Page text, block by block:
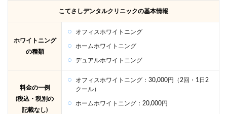
こてさしデンタルクリニックの基本情報
ホワイトニング
の種類
オフィスホワイトニング
ホームホワイトニング
デュアルホワイトニング
料金の一例
(税込・税別の
記載なし)
オフィスホワイトニング：30,000円（2回・1日2
クール）
ホームホワイトニング：20,000円